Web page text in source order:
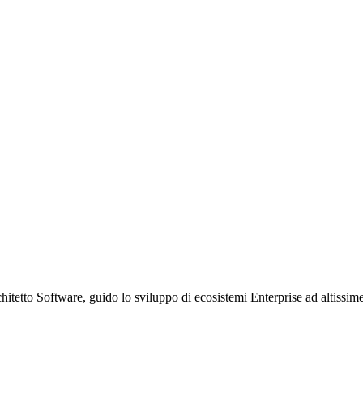
Software, guido lo sviluppo di ecosistemi Enterprise ad